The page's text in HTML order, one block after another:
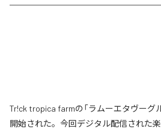
Tr!ck tropica farmの「ラムーエタヴーグ
開始された。今回デジタル配信された